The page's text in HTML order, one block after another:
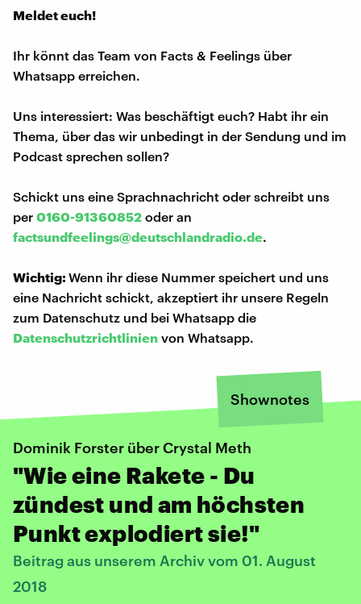
Meldet euch!
Ihr könnt das Team von Facts & Feelings über
Whatsapp erreichen.
Uns interessiert: Was beschäftigt euch? Habt ihr ein
Thema, über das wir unbedingt in der Sendung und im
Podcast sprechen sollen?
Schickt uns eine Sprachnachricht oder schreibt uns
per 0160-91360852 oder an
factsundfeelings@deutschlandradio.de.
Wichtig:Wenn ihr diese Nummer speichert und uns
eine Nachricht schickt, akzeptiert ihr unsere Regeln
zum Datenschutz und bei Whatsapp die
Datenschutzrichtlinien von Whatsapp.
Shownotes
Dominik Forster über Crystal Meth
"Wie eine Rakete - Du
zündest und am höchsten
Punkt explodiert sie!"
Beitrag aus unserem Archiv vom 01. August
2018